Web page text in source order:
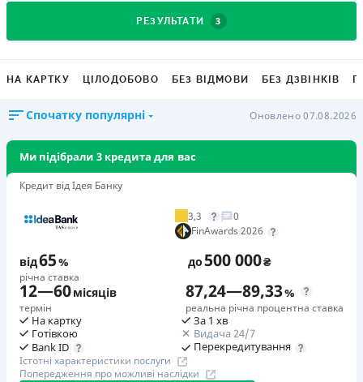
РЕЗУЛЬТАТИ 3
НА КАРТКУ ЦІЛОДОБОВО БЕЗ ВІДМОВИ БЕЗ ДЗВІНКІВ
Спочатку популярні Оновлено 07.08.2026
Ми підібрали 3 кредита для вас
Кредит від Ідея Банку
3,3
0
FinAwards 2026
від65%
річна ставка
до500 000₴
12—60місяців
термін
87,24—89,33%
реальна річна процентна ставка
На картку
Готівкою
Bank ID
За 1 хв
Видача 24/7
Перекредитування
Істотні характеристики послуги
Попередження про можливі наслідки